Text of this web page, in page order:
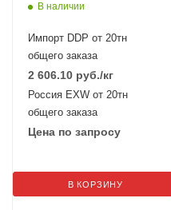
В наличии
Импорт DDP от 20тн
общего заказа
2 606.10 руб./кг
Россия EXW от 20тн
общего заказа
Цена по запросу
В КОРЗИНУ